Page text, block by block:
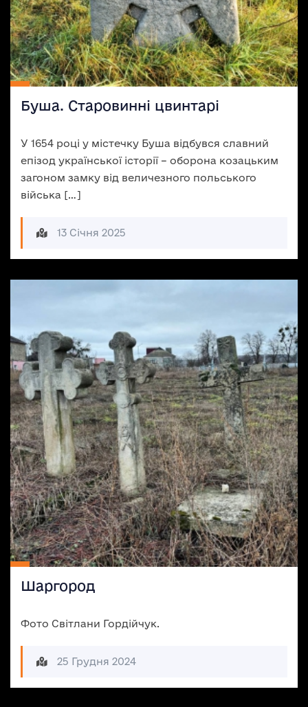
Буша. Старовинні цвинтарі
У 1654 році у містечку Буша відбувся славний
епізод української історії – оборона козацьким
загоном замку від величезного польського
війська […]
13 Січня 2025
Шаргород
Фото Світлани Гордійчук.
25 Грудня 2024